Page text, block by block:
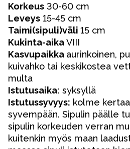
Korkeus 30-60 cm
Leveys 15-45 cm
Taimi(sipuli)väli 15 cm
Kukinta-aikaVIII
Kasvupaikka aurinkoinen,
kuivahko tai keskikostea
multa
Istutusaika: syksyllä
Istutussyvyys: kolme
syvempään. Sipulin päälle
sipulin korkeuden verran
kuitenkin myös maan